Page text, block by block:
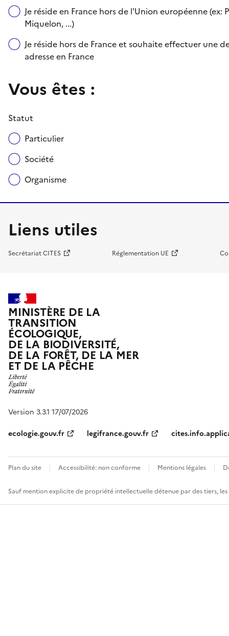
Je réside en France hors de l'Union européenne
Miquelon, ...)
Je réside hors de France et souhaite effectuer une
adresse en France
Vous êtes :
Statut
Particulier
Société
Organisme
Liens utiles
Secrétariat CITES Réglementation UE
MINISTÈRE DE LA
TRANSITION
ÉCOLOGIQUE,
DE LA BIODIVERSITÉ,
DE LA FORÊT, DE LA MER
ET DE LA PÊCHE
Version 3.3.1 17/07/2026
ecologie.gouv.fr
legifrance.gouv.fr
Plan du site Accessibilité: non conforme Mentions légales
Sauf mention explicite de propriété intellectuelle détenue par des tiers,